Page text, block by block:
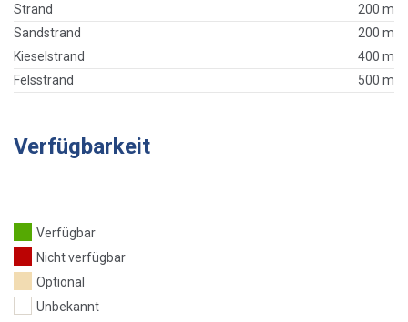
Strand
200 m
Sandstrand
200 m
Kieselstrand
400 m
Felsstrand
500 m
Verfügbarkeit
Verfügbar
Nicht verfügbar
Optional
Unbekannt